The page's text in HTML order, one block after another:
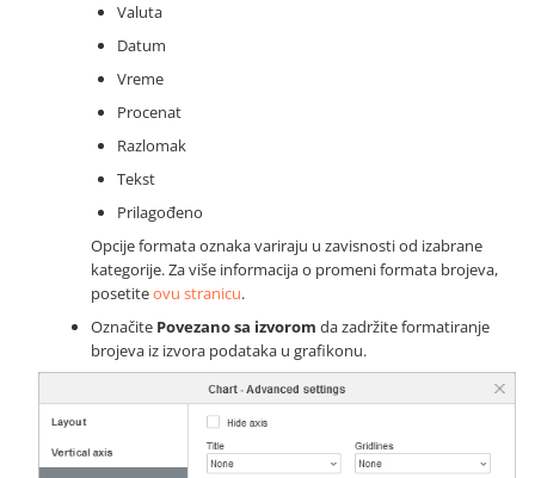
Valuta
Datum
Vreme
Procenat
Razlomak
Tekst
Prilagođeno
Opcije formata oznaka variraju u zavisnosti od izabrane
kategorije. Za više informacija o promeni formata brojeva,
posetiteovu stranicu.
Označite Povezano sa izvorom da zadržite formatiranje
brojeva iz izvora podataka u grafikonu.